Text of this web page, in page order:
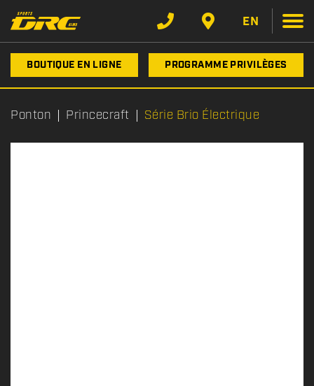
EN
BOUTIQUE EN LIGNE PROGRAMME PRIVILÈGES
Ponton Princecraft Série Brio Électrique